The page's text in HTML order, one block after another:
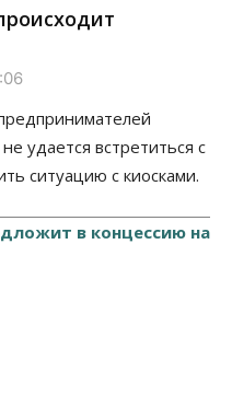
удается встретиться с
ситуацию с киосками.